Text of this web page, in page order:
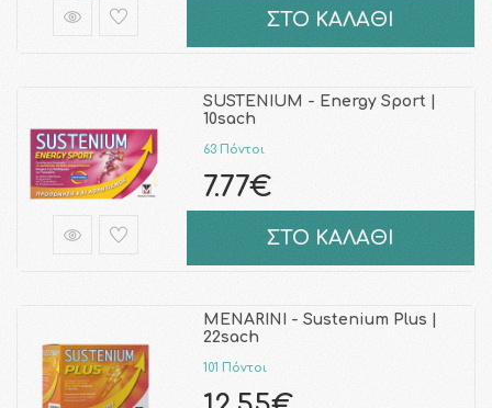
ΣΤΟ ΚΑΛΑΘΙ
SUSTENIUM - Energy Sport |
10sach
63 Πόντοι
7.77€
ΣΤΟ ΚΑΛΑΘΙ
MENARINI - Sustenium Plus |
22sach
101 Πόντοι